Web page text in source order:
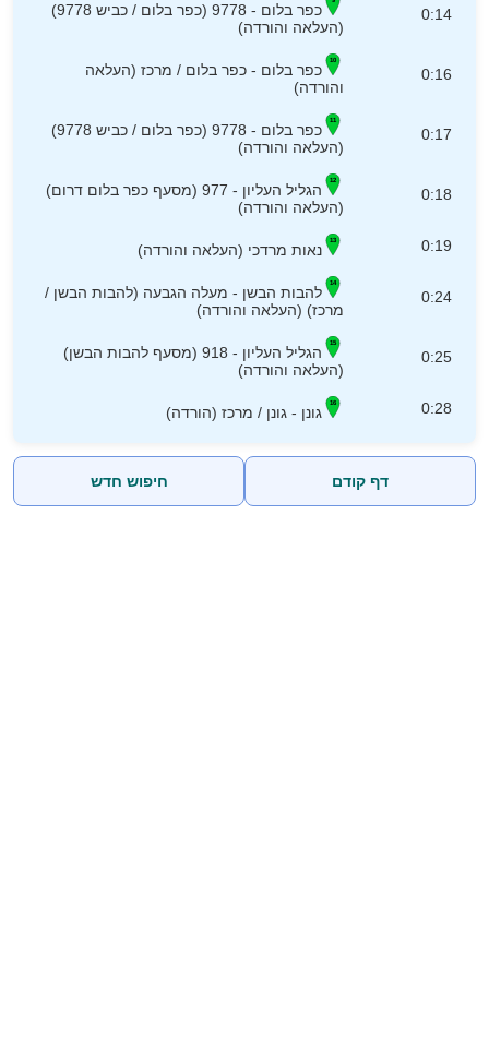
0:14
כפר בלום - 9778 (כפר בלום / כביש 9778)
(העלאה והורדה)
0:16
כפר בלום - כפר בלום / מרכז (העלאה
והורדה)
0:17
כפר בלום - 9778 (כפר בלום / כביש 9778)
(העלאה והורדה)
0:18
הגליל העליון - 977 (מסעף כפר בלום דרום)
(העלאה והורדה)
0:19 נאות מרדכי (העלאה והורדה)
0:24
להבות הבשן - מעלה הגבעה (להבות הבשן /
מרכז) (העלאה והורדה)
0:25
הגליל העליון - 918 (מסעף להבות הבשן)
(העלאה והורדה)
0:28 גונן - גונן / מרכז (הורדה)
דף קודם חיפוש חדש